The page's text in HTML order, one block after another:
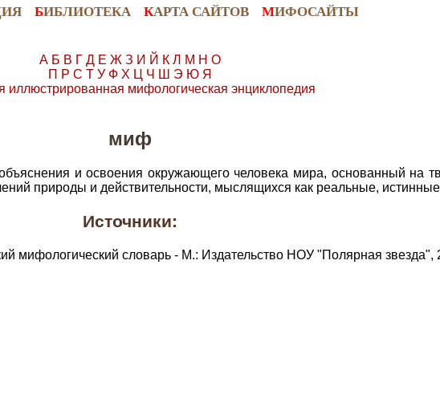
БИБЛИОТЕКА КАРТА САЙТОВ МИФОСАЙТЫ
А Б В Г Д Е Ж З И Й К Л М Н О
П Р С Т У Ф Х Ц Ч Ш Э Ю Я
иллюстрированная мифологическая энциклопедия
миф
и освоения окружающего человека мира, основанный на
природы и действительности, мыслящихся как реальные,
Источники:
мифологический словарь - М.: Издательство НОУ "Полярная звезда",